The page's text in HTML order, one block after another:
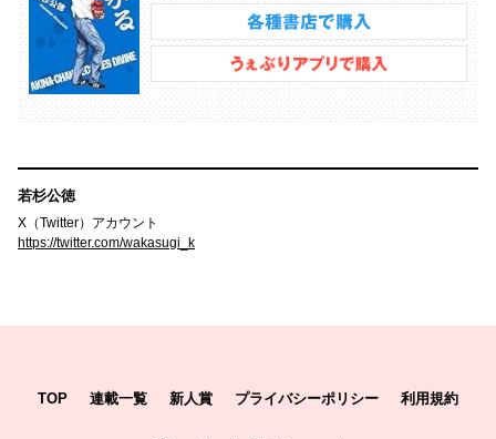
若杉公徳
X（Twitter）アカウント
https://twitter.com/wakasugi_k
TOP 連載一覧 新人賞 プライバシーポリシー 利用規約